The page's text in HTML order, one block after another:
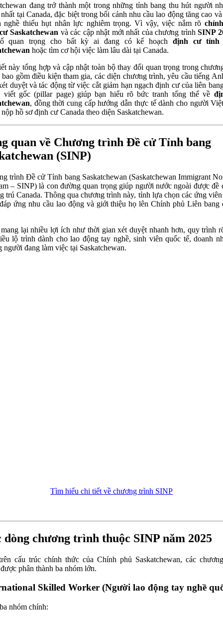
đang trở thành một trong những tỉnh bang thu hút người
tại Canada, đặc biệt trong bối cảnh nhu cầu lao động tăng cao
nghề thiếu hụt nhân lực nghiêm trọng. Vì vậy, việc nắm rõ
Saskatchewan và các cập nhật mới nhất của chương trình SINP
quan trọng cho bất kỳ ai đang có kế hoạch định cư tỉnh
hoặc tìm cơ hội việc làm lâu dài tại Canada.
này tổng hợp và cập nhật toàn bộ thay đổi quan trọng trong
bao gồm điều kiện tham gia, các diện chương trình, yêu cầu tiếng
duyệt và tác động từ việc cắt giảm hạn ngạch định cư của liên
viết gốc (pillar page) giúp bạn hiểu rõ bức tranh tổng thể về
, đồng thời cung cấp hướng dẫn thực tế dành cho người
hồ sơ định cư Canada theo diện Saskatchewan.
quan về Chương trình Đề cử Tỉnh bang
(SINP)
trình Đề cử Tỉnh bang Saskatchewan (Saskatchewan Immigrant
– SINP) là con đường quan trọng giúp người nước ngoài được đề
trú Canada. Thông qua chương trình này, tỉnh lựa chọn các ứng
ứng nhu cầu lao động và giới thiệu họ lên Chính phủ Liên bang
lại nhiều lợi ích như thời gian xét duyệt nhanh hơn, quy trình
lộ trình dành cho lao động tay nghề, sinh viên quốc tế, doanh
người đang làm việc tại Saskatchewan.
Tìm hiểu chi tiết về chương trình SINP
dòng chương trình thuộc SINP năm 2025
cấu trúc chính thức của Chính phủ Saskatchewan, các
phân thành ba nhóm lớn.
Skilled Worker (Người lao động tay nghề
nhóm chính: